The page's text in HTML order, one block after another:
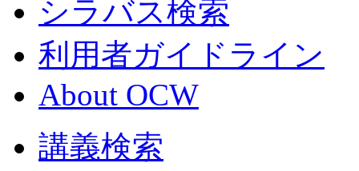
シラバス検索
利用者ガイドライン
About OCW
講義検索